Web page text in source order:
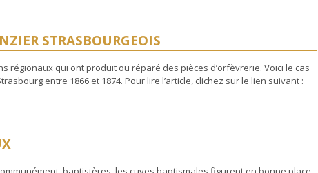
STRASBOURGEOIS
régionaux qui ont produit ou réparé des pièces d’orfèvrerie. Voici le cas
entre 1866 et 1874. Pour lire l’article, clichez sur le lien suivant :